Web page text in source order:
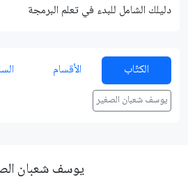
دليلك الشامل للبدء في تعلم البرمجة
الكتّاب الأقسام
يوسف شعبان الصغير
يوسف شعبان